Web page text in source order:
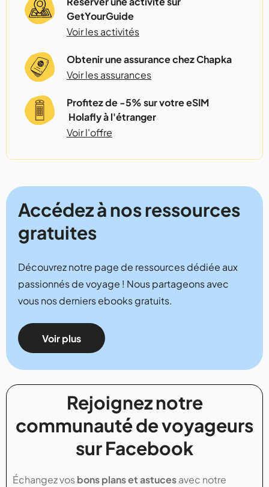
GetYourGuide
Voir les activités
Obtenir une assurance chez Chapka
Voir les assurances
Profitez de -5% sur votre eSIM
Holafly à l'étranger
Voir l'offre
Accédez à nos ressources
gratuites
Découvrez notre page de ressources dédiée aux
passionnés de voyage ! Nous partageons avec
vous nos derniers ebooks gratuits.
Voir plus
Rejoignez notre
communauté de voyageurs
sur Facebook
Échangez vosbons plans et astucesavec notre